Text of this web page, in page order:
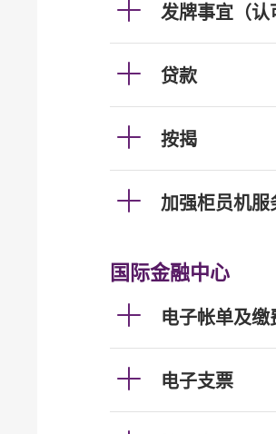
发牌事宜（认
贷款
按揭
加强柜员机服
国际金融中心
电子帐单及缴
电子支票